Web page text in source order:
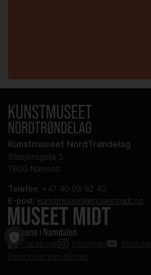
Kunstmuseet NordTrøndelag
Stasjonsgata 3
7800 Namsos
Telefon: +47 40 03 92 40
E-post: kunstmuseet@museetmidt.no
Facebook Instagram
Youtube
Personverninnstillinger